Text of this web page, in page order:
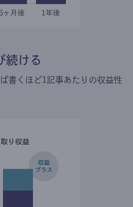
続ける
書くほど1記事あたりの収益性